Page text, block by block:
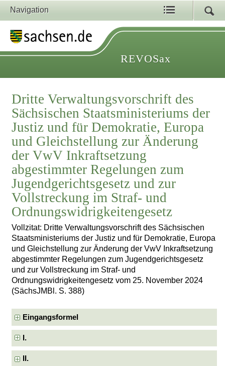
Navigation
REVOSax
Dritte Verwaltungsvorschrift des
Sächsischen Staatsministeriums der
Justiz und für Demokratie, Europa
und Gleichstellung zur Änderung
der VwV Inkraftsetzung
abgestimmter Regelungen zum
Jugendgerichtsgesetz und zur
Vollstreckung im Straf- und
Ordnungswidrigkeitengesetz
Vollzitat: Dritte Verwaltungsvorschrift des Sächsischen
Staatsministeriums der Justiz und für Demokratie, Europa
und Gleichstellung zur Änderung der VwV Inkraftsetzung
abgestimmter Regelungen zum Jugendgerichtsgesetz
und zur Vollstreckung im Straf- und
Ordnungswidrigkeitengesetz vom 25. November 2024
(SächsJMBl. S. 388)
Eingangsformel
I.
II.